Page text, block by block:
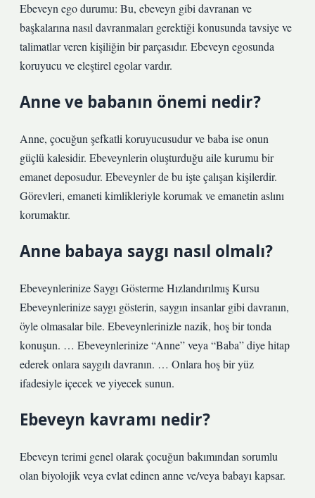
Ebeveyn ego durumu: Bu, ebeveyn gibi davranan ve
başkalarına nasıl davranmaları gerektiği konusunda tavsiye ve
talimatlar veren kişiliğin bir parçasıdır. Ebeveyn egosunda
koruyucu ve eleştirel egolar vardır.
Anne ve babanın önemi nedir?
Anne, çocuğun şefkatli koruyucusudur ve baba ise onun
güçlü kalesidir. Ebeveynlerin oluşturduğu aile kurumu bir
emanet deposudur. Ebeveynler de bu işte çalışan kişilerdir.
Görevleri, emaneti kimlikleriyle korumak ve emanetin aslını
korumaktır.
Anne babaya saygı nasıl olmalı?
Ebeveynlerinize Saygı Gösterme Hızlandırılmış Kursu
Ebeveynlerinize saygı gösterin, saygın insanlar gibi davranın,
öyle olmasalar bile. Ebeveynlerinizle nazik, hoş bir tonda
konuşun. … Ebeveynlerinize “Anne” veya “Baba” diye hitap
ederek onlara saygılı davranın. … Onlara hoş bir yüz
ifadesiyle içecek ve yiyecek sunun.
Ebeveyn kavramı nedir?
Ebeveyn terimi genel olarak çocuğun bakımından sorumlu
olan biyolojik veya evlat edinen anne ve/veya babayı kapsar.